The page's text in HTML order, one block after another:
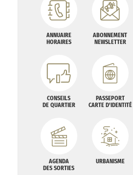
ANNUAIRE
HORAIRES
ABONNEMENT
NEWSLETTER
CONSEILS
DE QUARTIER
PASSEPORT
CARTE D'IDENTITÉ
AGENDA
DES SORTIES
URBANISME